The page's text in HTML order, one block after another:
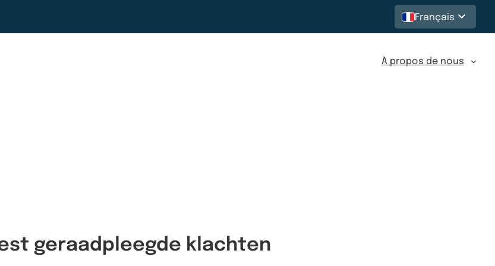
Français
À propos de nous
geraadpleegde klachten